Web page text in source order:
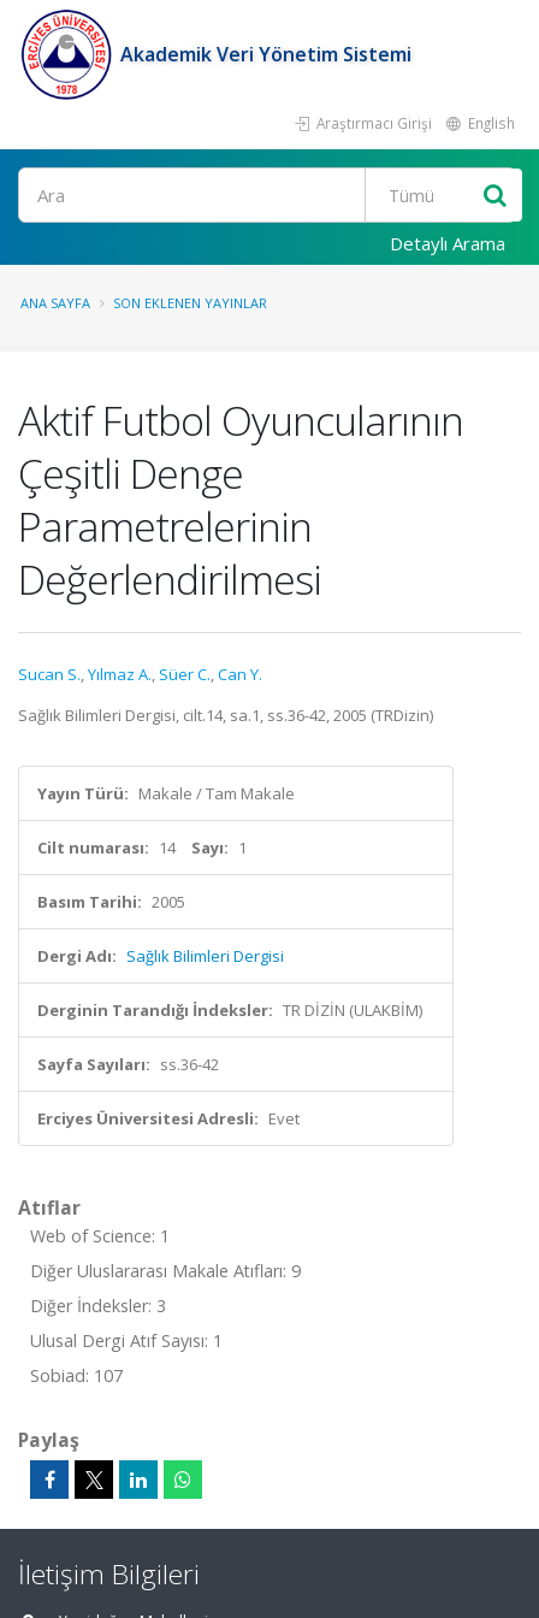
Akademik Veri Yönetim Sistemi
Araştırmacı Girişi English
Ara
Detaylı Arama
ANA SAYFA SON EKLENEN YAYINLAR
Aktif Futbol Oyuncularının
Çeşitli Denge
Parametrelerinin
Değerlendirilmesi
Sucan S.,Yılmaz A., Süer C.,Can Y.
Sağlık Bilimleri Dergisi, cilt.14, sa.1, ss.36-42, 2005 (TRDizin)
Yayın Türü: Makale / Tam Makale
Cilt numarası: 14 Sayı: 1
Basım Tarihi: 2005
Dergi Adı: Sağlık Bilimleri Dergisi
Derginin Tarandığı İndeksler: TR DİZİN (ULAKBİM)
Sayfa Sayıları: ss.36-42
Erciyes Üniversitesi Adresli: Evet
Atıflar
Web of Science: 1
Diğer Uluslararası Makale Atıfları: 9
Diğer İndeksler: 3
Ulusal Dergi Atıf Sayısı: 1
Sobiad: 107
Paylaş
İletişim Bilgileri